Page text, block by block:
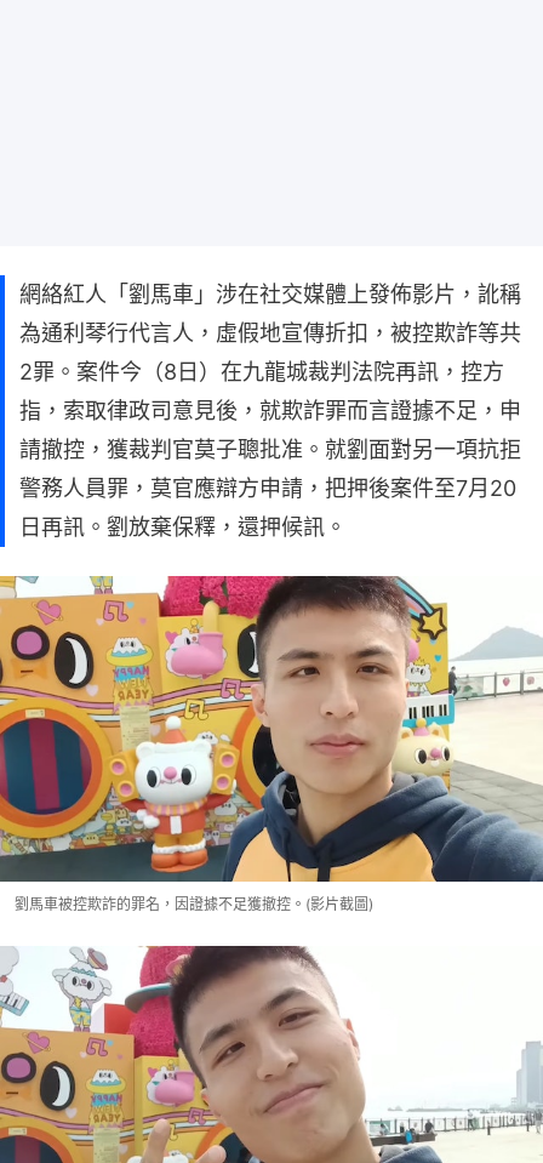
網絡紅人「劉馬車」涉在社交媒體上發佈影片，訛稱
為通利琴行代言人，虛假地宣傳折扣，被控欺詐等共
2罪。案件今（8日）在九龍城裁判法院再訊，控方
指，索取律政司意見後，就欺詐罪而言證據不足，申
請撤控，獲裁判官莫子聰批准。就劉面對另一項抗拒
警務人員罪，莫官應辯方申請，把押後案件至7月20
日再訊。劉放棄保釋，還押候訊。
劉馬車被控欺詐的罪名，因證據不足獲撤控。(影片截圖)